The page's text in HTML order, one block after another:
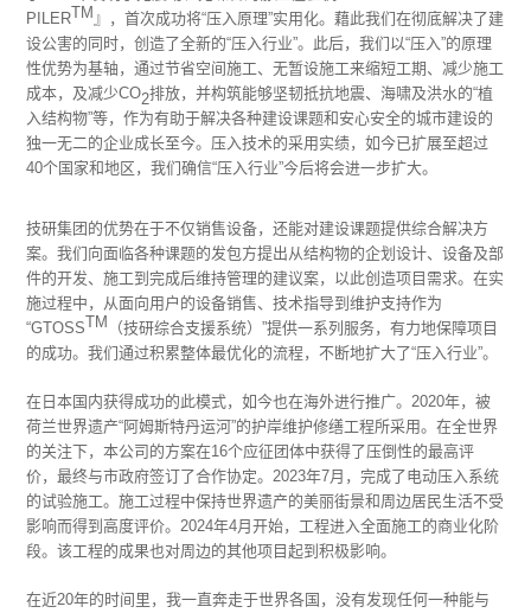
PILERTM 』，首次成功将“压入原理”实用化。藉此我们在彻底解决了建
设公害的同时，创造了全新的“压入行业”。此后，我们以“压入”的原理
性优势为基轴，通过节省空间施工、无暂设施工来缩短工期、减少施工
成本，及减少CO2排放，并构筑能够坚韧抵抗地震、海啸及洪水的“植
入结构物”等，作为有助于解决各种建设课题和安心安全的城市建设的
独一无二的企业成长至今。压入技术的采用实绩，如今已扩展至超过
40个国家和地区，我们确信“压入行业”今后将会进一步扩大。
技研集团的优势在于不仅销售设备，还能对建设课题提供综合解决方
案。我们向面临各种课题的发包方提出从结构物的企划设计、设备及部
件的开发、施工到完成后维持管理的建议案，以此创造项目需求。在实
施过程中，从面向用户的设备销售、技术指导到维护支持作为
“GTOSSTM
（技研综合支援系统）”提供一系列服务，有力地保障项目
的成功。我们通过积累整体最优化的流程，不断地扩大了“压入行业”。
在日本国内获得成功的此模式，如今也在海外进行推广。2020年，被
荷兰世界遗产“阿姆斯特丹运河”的护岸维护修缮工程所采用。在全世界
的关注下，本公司的方案在16个应征团体中获得了压倒性的最高评
价，最终与市政府签订了合作协定。2023年7月，完成了电动压入系统
的试验施工。施工过程中保持世界遗产的美丽街景和周边居民生活不受
影响而得到高度评价。2024年4月开始，工程进入全面施工的商业化阶
段。该工程的成果也对周边的其他项目起到积极影响。
在近20年的时间里，我一直奔走于世界各国，没有发现任何一种能与